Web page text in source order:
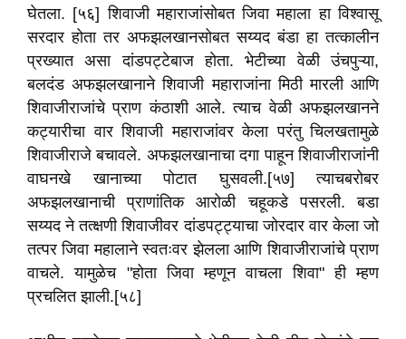
घेतला. [५६] शिवाजी महाराजांसोबत जिवा महाला हा विश्वासू
सरदार होता तर अफझलखानसोबत सय्यद बंडा हा तत्कालीन
प्रख्यात असा दांडपट्टेबाज होता. भेटीच्या वेळी उंचपुऱ्या,
बलदंड अफझलखानाने शिवाजी महाराजांना मिठी मारली आणि
शिवाजीराजांचे प्राण कंठाशी आले. त्याच वेळी अफझलखानने
कट्यारीचा वार शिवाजी महाराजांवर केला परंतु चिलखतामुळे
शिवाजीराजे बचावले. अफझलखानाचा दगा पाहून शिवाजीराजांनी
वाघनखे खानाच्या पोटात घुसवली.[५७] त्याचबरोबर
अफझलखानाची प्राणांतिक आरोळी चहूकडे पसरली. बडा
सय्यद ने तत्क्षणी शिवाजीवर दांडपट्ट्याचा जोरदार वार केला जो
तत्पर जिवा महालाने स्वतःवर झेलला आणि शिवाजीराजांचे प्राण
वाचले. यामुळेच "होता जिवा म्हणून वाचला शिवा" ही म्हण
प्रचलित झाली.[५८]